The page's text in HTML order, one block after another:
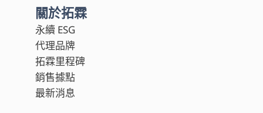
關於拓霖
永續 ESG
代理品牌
拓霖里程碑
銷售據點
最新消息